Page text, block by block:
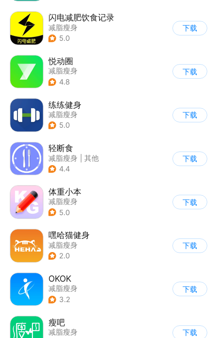
闪电减肥饮食记录
减脂瘦身
5.0
下载
悦动圈
减脂瘦身
4.8
下载
练练健身
减脂瘦身
5.0
下载
轻断食
减脂瘦身
其他
4.4
下载
体重小本
减脂瘦身
5.0
下载
嘿哈猫健身
减脂瘦身
2.0
下载
OKOK
减脂瘦身
3.2
下载
瘦吧
减脂瘦身
下载